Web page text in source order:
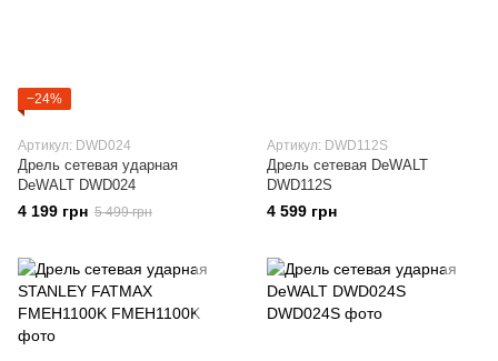
−24%
Артикул: DWD024
Дрель сетевая ударная
DeWALT DWD024
4 199 грн 5 499 грн
Артикул: DWD112S
Дрель сетевая DeWALT
DWD112S
4 599 грн